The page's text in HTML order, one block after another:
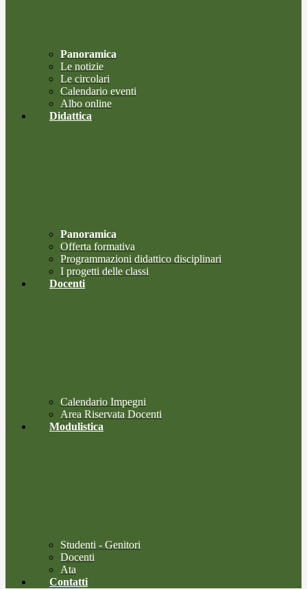
Panoramica
Le notizie
Le circolari
Calendario eventi
Albo online
Didattica
Panoramica
Offerta formativa
Programmazioni didattico disciplinari
I progetti delle classi
Docenti
Calendario Impegni
Area Riservata Docenti
Modulistica
Studenti - Genitori
Docenti
Ata
Contatti